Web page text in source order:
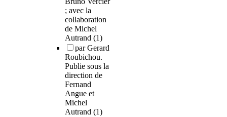
; avec la
collaboration
de Michel
Autrand (1)
par Gerard
Roubichou.
Publie sous la
direction de
Fernand
Angue et
Michel
Autrand (1)